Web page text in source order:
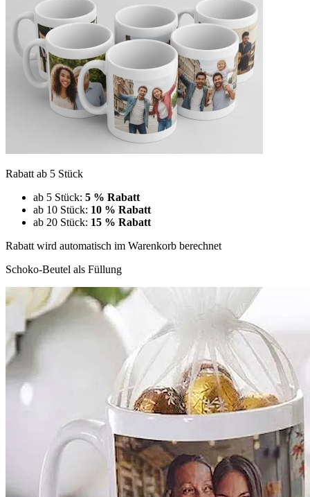
Rabatt ab 5 Stück
ab 5 Stück: 5 % Rabatt
ab 10 Stück: 10 % Rabatt
ab 20 Stück: 15 % Rabatt
Rabatt wird automatisch im Warenkorb berechnet
Schoko-Beutel als Füllung